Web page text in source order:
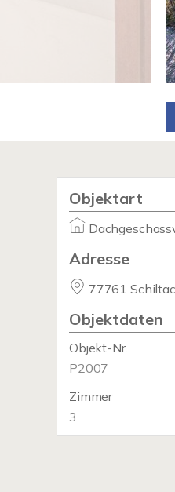
Objektart
Adresse
77761
Objektdaten
Objekt-Nr.
P2007
Zimmer
3